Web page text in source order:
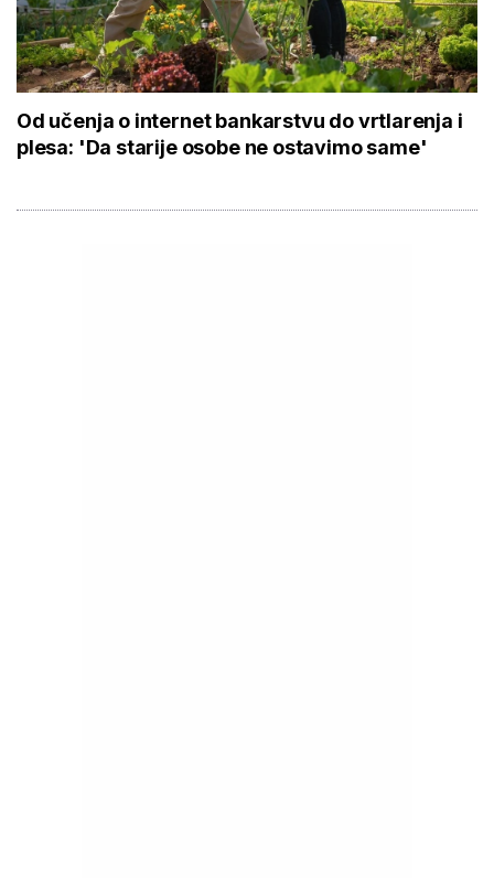
Od učenja o internet bankarstvu do vrtlarenja i
plesa: 'Da starije osobe ne ostavimo same'